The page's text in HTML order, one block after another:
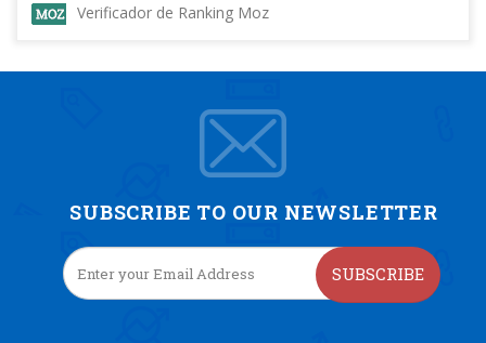
Verificador de Ranking Moz
SUBSCRIBE TO OUR NEWSLETTER
SUBSCRIBE